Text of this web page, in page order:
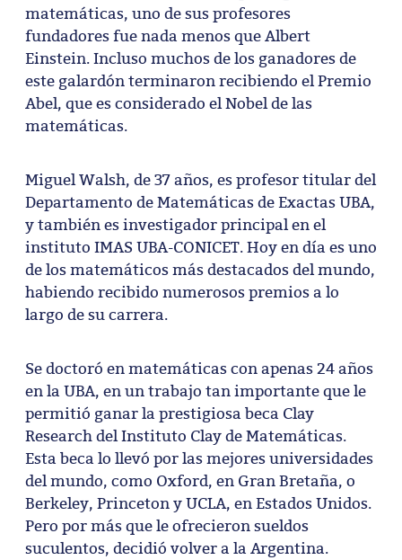
matemáticas, uno de sus profesores
fundadores fue nada menos que Albert
Einstein. Incluso muchos de los ganadores de
este galardón terminaron recibiendo el Premio
Abel, que es considerado el Nobel de las
matemáticas.
Miguel Walsh, de 37 años, es profesor titular del
Departamento de Matemáticas de Exactas UBA,
y también es investigador principal en el
instituto IMAS UBA-CONICET. Hoy en día es uno
de los matemáticos más destacados del mundo,
habiendo recibido numerosos premios a lo
largo de su carrera.
Se doctoró en matemáticas con apenas 24 años
en la UBA, en un trabajo tan importante que le
permitió ganar la prestigiosa beca Clay
Research del Instituto Clay de Matemáticas.
Esta beca lo llevó por las mejores universidades
del mundo, como Oxford, en Gran Bretaña, o
Berkeley, Princeton y UCLA, en Estados Unidos.
Pero por más que le ofrecieron sueldos
suculentos, decidió volver a la Argentina.